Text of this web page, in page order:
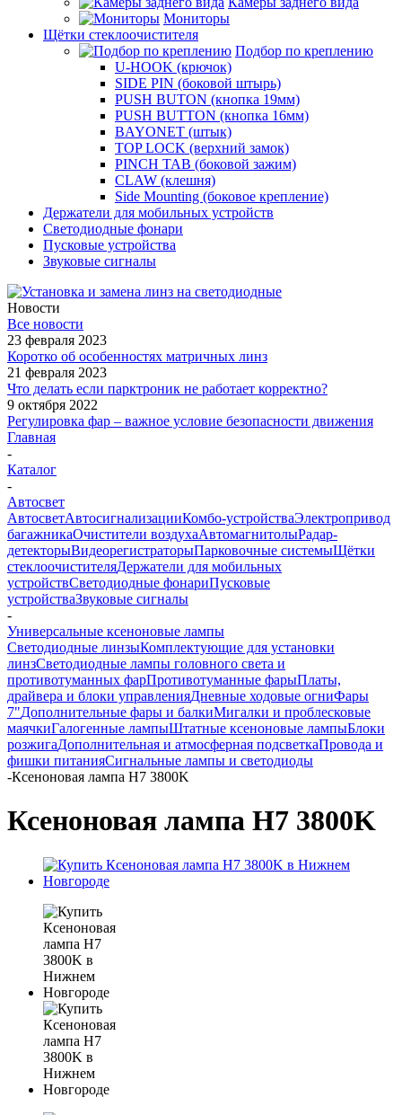
Мониторы
Щётки стеклоочистителя
Подбор по креплению
U-HOOK (крючок)
SIDE PIN (боковой штырь)
PUSH BUTON (кнопка 19мм)
PUSH BUTTON (кнопка 16мм)
BAYONET (штык)
TOP LOCK (верхний замок)
PINCH TAB (боковой зажим)
CLAW (клешня)
Side Mounting (боковое крепление)
Держатели для мобильных устройств
Светодиодные фонари
Пусковые устройства
Звуковые сигналы
Новости
Все новости
23 февраля 2023
Коротко об особенностях матричных линз
21 февраля 2023
Что делать если парктроник не работает корректно?
9 октября 2022
Регулировка фар – важное условие безопасности движения
Главная
-
Каталог
-
Автосвет
АвтосветАвтосигнализацииКомбо-устройстваЭлектропривод
багажникаОчистители воздухаАвтомагнитолыРадар-
детекторыВидеорегистраторыПарковочные системыЩётки
стеклоочистителяДержатели для мобильных
устройствСветодиодные фонариПусковые
устройстваЗвуковые сигналы
-
Универсальные ксеноновые лампы
Светодиодные линзыКомплектующие для установки
линзСветодиодные лампы головного света и
противотуманных фарПротивотуманные фарыПлаты,
драйвера и блоки управленияДневные ходовые огниФары
7"Дополнительные фары и балкиМигалки и проблесковые
маячкиГалогенные лампыШтатные ксеноновые лампыБлоки
розжигаДополнительная и атмосферная подсветкаПровода и
фишки питанияCигнальные лампы и светодиоды
-Ксеноновая лампа H7 3800K
Ксеноновая лампа H7 3800K